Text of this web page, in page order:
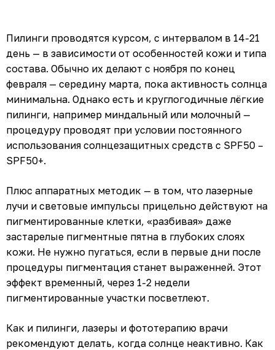
Пилинги проводятся курсом, с интервалом в 14-21
день — в зависимости от особенностей кожи и типа
состава. Обычно их делают с ноября по конец
февраля — середину марта, пока активность солнца
минимальна. Однако есть и круглогодичные лёгкие
пилинги, например миндальный или молочный —
процедуру проводят при условии постоянного
использования солнцезащитных средств с SPF50 –
SPF50+.
Плюс аппаратных методик — в том, что лазерные
лучи и световые импульсы прицельно действуют на
пигментированные клетки, «разбивая» даже
застарелые пигментные пятна в глубоких слоях
кожи. Не нужно пугаться, если в первые дни после
процедуры пигментация станет выраженней. Этот
эффект временный, через 1-2 недели
пигментированные участки посветлеют.
Как и пилинги, лазеры и фототерапию врачи
рекомендуют делать, когда солнце неактивно. Как